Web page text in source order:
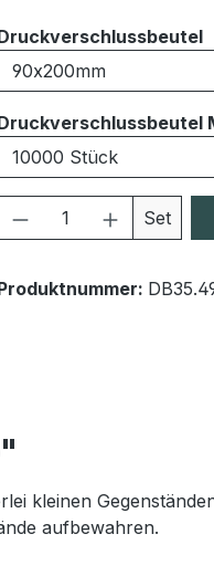
Produkt Set
kleinen
aufbewahren.